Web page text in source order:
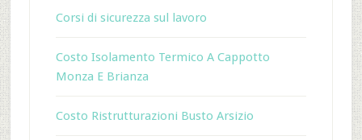
Corsi di sicurezza sul lavoro
Costo Isolamento Termico A Cappotto
Monza E Brianza
Costo Ristrutturazioni Busto Arsizio